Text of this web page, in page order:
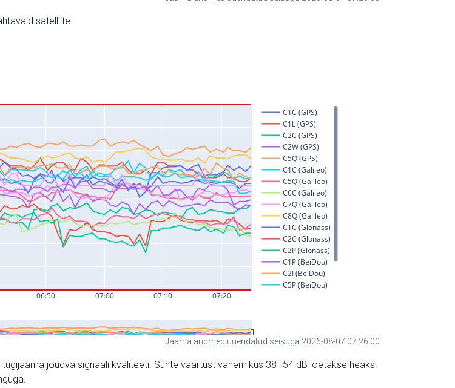
satelliite.
Jaama andmed uuendatud seisuga 2026-08-07 07:26:00
jõudva signaali kvaliteeti. Suhte väärtust vahemikus 38–54 dB loetakse heaks.